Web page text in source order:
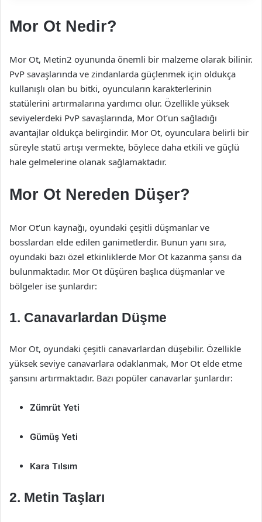
Mor Ot Nedir?
Mor Ot, Metin2 oyununda önemli bir malzeme olarak bilinir.
PvP savaşlarında ve zindanlarda güçlenmek için oldukça
kullanışlı olan bu bitki, oyuncuların karakterlerinin
statülerini artırmalarına yardımcı olur. Özellikle yüksek
seviyelerdeki PvP savaşlarında, Mor Ot’un sağladığı
avantajlar oldukça belirgindir. Mor Ot, oyunculara belirli bir
süreyle statü artışı vermekte, böylece daha etkili ve güçlü
hale gelmelerine olanak sağlamaktadır.
Mor Ot Nereden Düşer?
Mor Ot’un kaynağı, oyundaki çeşitli düşmanlar ve
bosslardan elde edilen ganimetlerdir. Bunun yanı sıra,
oyundaki bazı özel etkinliklerde Mor Ot kazanma şansı da
bulunmaktadır. Mor Ot düşüren başlıca düşmanlar ve
bölgeler ise şunlardır:
1. Canavarlardan Düşme
Mor Ot, oyundaki çeşitli canavarlardan düşebilir. Özellikle
yüksek seviye canavarlara odaklanmak, Mor Ot elde etme
şansını artırmaktadır. Bazı popüler canavarlar şunlardır:
Zümrüt Yeti
Gümüş Yeti
Kara Tılsım
2. Metin Taşları